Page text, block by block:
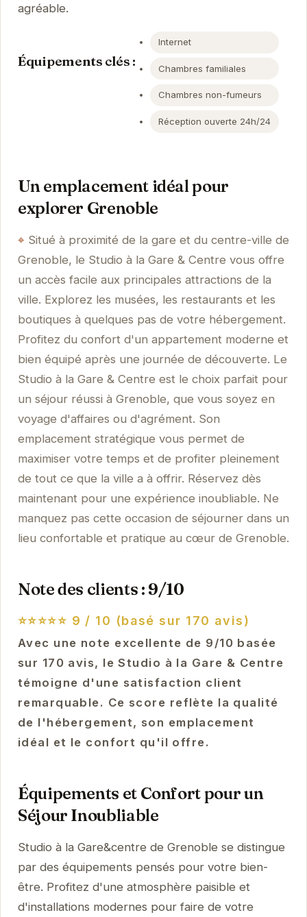
agréable.
Équipements clés :
Internet
Chambres familiales
Chambres non-fumeurs
Réception ouverte 24h/24
Un emplacement idéal pour
explorer Grenoble
Situé à proximité de la gare et du centre-ville de
Grenoble, le Studio à la Gare & Centre vous offre
un accès facile aux principales attractions de la
ville. Explorez les musées, les restaurants et les
boutiques à quelques pas de votre hébergement.
Profitez du confort d'un appartement moderne et
bien équipé après une journée de découverte. Le
Studio à la Gare & Centre est le choix parfait pour
un séjour réussi à Grenoble, que vous soyez en
voyage d'affaires ou d'agrément. Son
emplacement stratégique vous permet de
maximiser votre temps et de profiter pleinement
de tout ce que la ville a à offrir. Réservez dès
maintenant pour une expérience inoubliable. Ne
manquez pas cette occasion de séjourner dans un
lieu confortable et pratique au cœur de Grenoble.
Note des clients : 9/10
⭐⭐⭐⭐⭐ 9 / 10 (basé sur 170 avis)
Avec une note excellente de 9/10 basée
sur 170 avis, le Studio à la Gare & Centre
témoigne d'une satisfaction client
remarquable. Ce score reflète la qualité
de l'hébergement, son emplacement
idéal et le confort qu'il offre.
Équipements et Confort pour un
Séjour Inoubliable
Studio à la Gare&centre de Grenoble se distingue
par des équipements pensés pour votre bien-
être. Profitez d'une atmosphère paisible et
d'installations modernes pour faire de votre